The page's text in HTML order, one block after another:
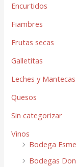
Encurtidos
Fiambres
Frutas secas
Galletitas
Leches y Mantecas
Quesos
Sin categorizar
Vinos
Bodega
Bodegas